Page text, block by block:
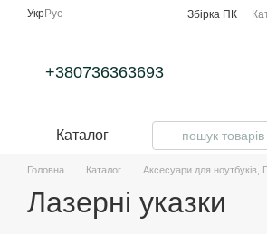
Перейти до основного контенту
УкрРус Збірка ПК
+380736363693
Каталог
Головна Каталог Аксесуари для ноутбуків,
Лазерні указки